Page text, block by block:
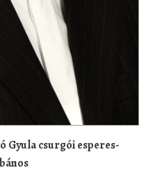
Gyula csurgói esperes-